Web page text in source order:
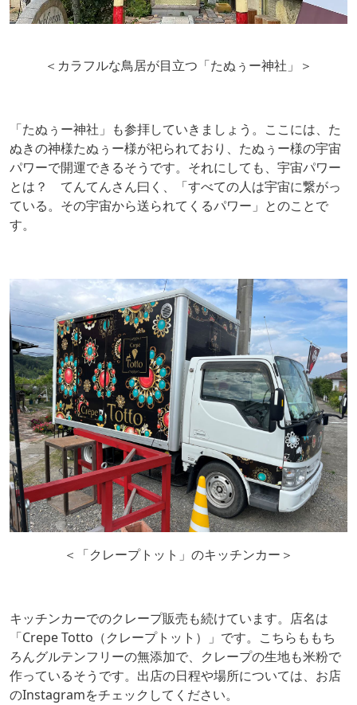
＜カラフルな鳥居が目立つ「たぬぅー神社」＞
「たぬぅー神社」も参拝していきましょう。ここには、た
ぬきの神様たぬぅー様が祀られており、たぬぅー様の宇宙
パワーで開運できるそうです。それにしても、宇宙パワー
とは？ てんてんさん曰く、「すべての人は宇宙に繋がっ
ている。その宇宙から送られてくるパワー」とのことで
す。
＜「クレープトット」のキッチンカー＞
キッチンカーでのクレープ販売も続けています。店名は
「Crepe Totto（クレープトット）」です。こちらももち
ろんグルテンフリーの無添加で、クレープの生地も米粉で
作っているそうです。出店の日程や場所については、お店
のInstagramをチェックしてください。